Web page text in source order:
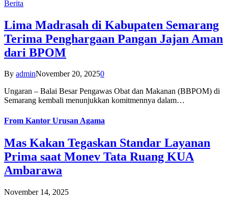
Berita
Lima Madrasah di Kabupaten Semarang
Terima Penghargaan Pangan Jajan Aman
dari BPOM
By adminNovember 20, 20250
Ungaran – Balai Besar Pengawas Obat dan Makanan (BBPOM) di
Semarang kembali menunjukkan komitmennya dalam…
From Kantor Urusan Agama
Mas Kakan Tegaskan Standar Layanan
Prima saat Monev Tata Ruang KUA
Ambarawa
November 14, 2025